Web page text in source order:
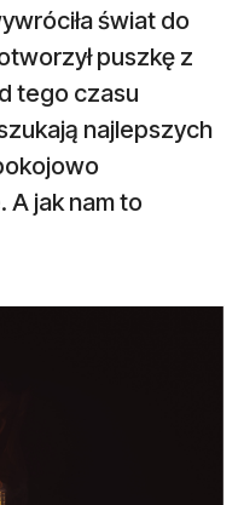
świat do
puszkę z
tego czasu
najlepszych
A jak nam to